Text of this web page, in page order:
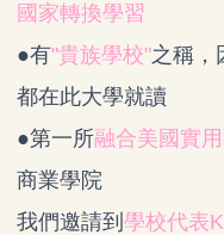
國家轉換學習
●有"貴族學校"之稱，
都在此大學就讀
●第一所融合美國實
商業學院
我們邀請到 學校代表